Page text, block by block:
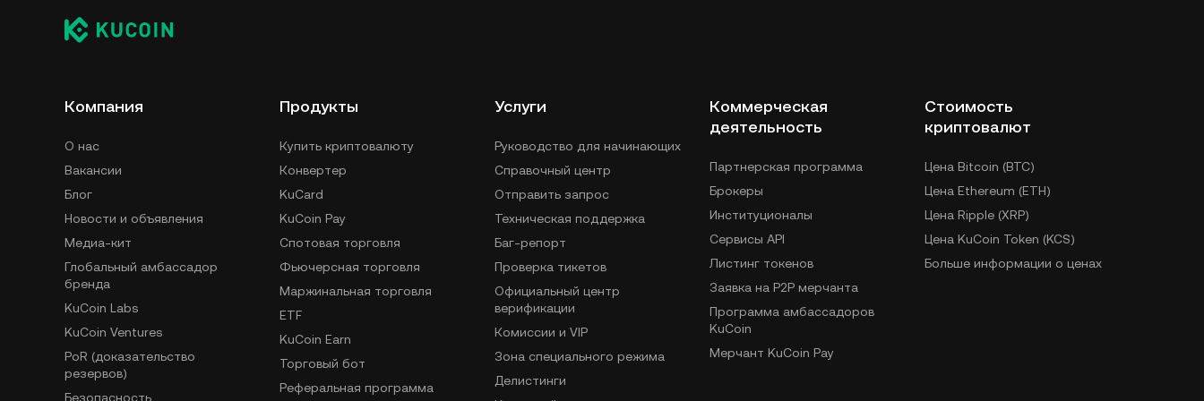
Компания
О нас
Вакансии
Блог
Новости и объявления
Медиа-кит
Глобальный амбассадор
бренда
KuCoin Labs
KuCoin Ventures
PoR (доказательство
резервов)
Безопасность
Продукты
Купить криптовалюту
Конвертер
KuCard
KuCoin Pay
Спотовая торговля
Фьючерсная торговля
Маржинальная торговля
ETF
KuCoin Earn
Торговый бот
Реферальная программа
Услуги
Руководство для начинающих
Справочный центр
Отправить запрос
Техническая поддержка
Баг-репорт
Проверка тикетов
Официальный центр
верификации
Комиссии и VIP
Зона специального режима
Делистинги
Коммерческая
деятельность
Партнерская программа
Брокеры
Институционалы
Сервисы API
Листинг токенов
Заявка на P2P мерчанта
Программа амбассадоров
KuCoin
Мерчант KuCoin Pay
Стоимость
криптовалют
Цена Bitcoin (BTC)
Цена Ethereum (ETH)
Цена Ripple (XRP)
Цена KuCoin Token (KCS)
Больше информации о ценах